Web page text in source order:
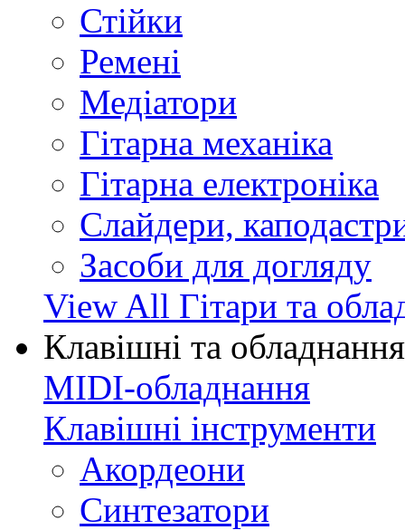
Стійки
Ремені
Медіатори
Гітарна механіка
Гітарна електроніка
Слайдери,
Засоби для догляду
View All Гітари та
Клавішні та обладнання
MIDI-обладнання
Клавішні інструменти
Акордеони
Синтезатори